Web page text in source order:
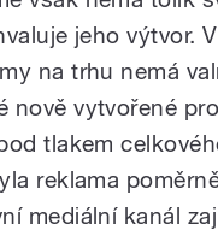
jeho výtvor.
na trhu nemá
nově vytvořené
tlakem
reklama
mediální kanál